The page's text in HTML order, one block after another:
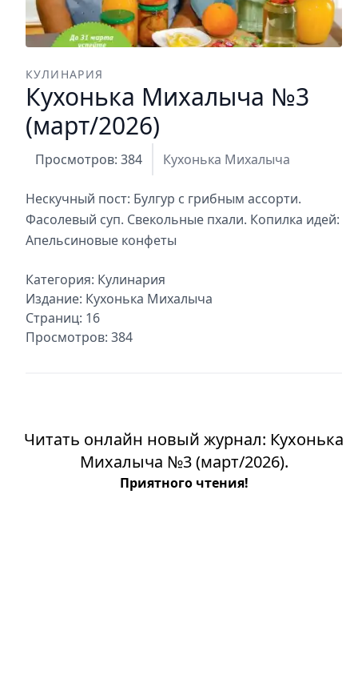
КУЛИНАРИЯ
Кухонька Михалыча №3
(март/2026)
Просмотров: 384 Кухонька Михалыча
Нескучный пост: Булгур с грибным ассорти.
Фасолевый суп. Свекольные пхали. Копилка идей:
Апельсиновые конфеты
Категория: Кулинария
Издание: Кухонька Михалыча
Страниц: 16
Просмотров: 384
Читать онлайн новый журнал: Кухонька
Михалыча №3 (март/2026).
Приятного чтения!